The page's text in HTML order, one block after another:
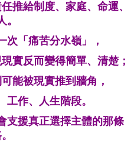
推給制度、家庭、命運、
。
次「痛苦分水嶺」，
實反而變得簡單、清楚；
能被現實推到牆角，
工作、人生階段。
支援真正選擇主體的那條